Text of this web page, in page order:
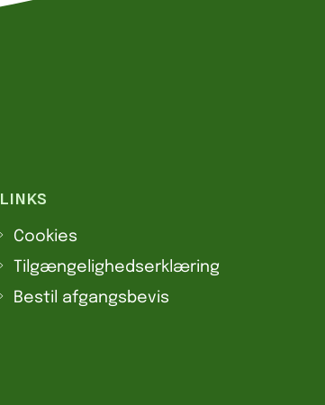
LINKS
Cookies
Tilgængelighedserklæring
Bestil afgangsbevis